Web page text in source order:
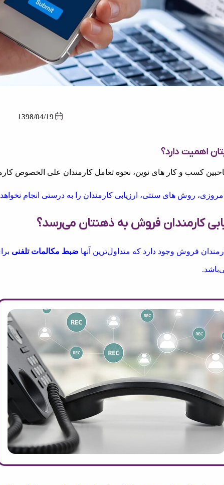
1398/04/19
اهمیت دارد؟
کسب و کار های نوین، نحوه تعامل کارمندان علی الخصوص
روش های سنتی، ارزیابی کارمندان را به درستی انجام نخواهد
کارمندان فروش به ذهنتان می‌رسد؟
فروش وجود دارد که متداول‌ترین آنها ضبط مکالمات تلفنی